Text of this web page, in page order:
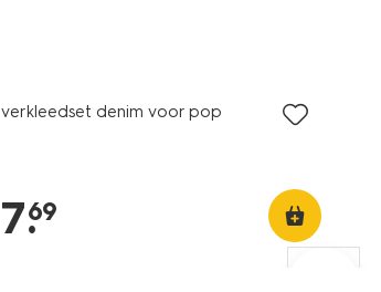
verkleedset denim voor pop
7.
69